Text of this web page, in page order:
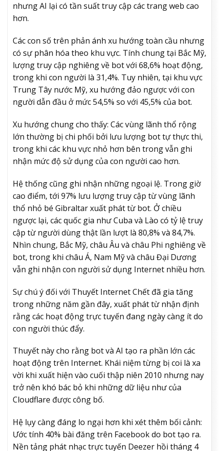
nhưng AI lại có tần suất truy cập các trang web cao
hơn.
Các con số trên phản ánh xu hướng toàn cầu nhưng
có sự phân hóa theo khu vực. Tính chung tại Bắc Mỹ,
lượng truy cập nghiêng về bot với 68,6% hoạt động,
trong khi con người là 31,4%. Tuy nhiên, tại khu vực
Trung Tây nước Mỹ, xu hướng đảo ngược với con
người dẫn đầu ở mức 54,5% so với 45,5% của bot.
Xu hướng chung cho thấy: Các vùng lãnh thổ rộng
lớn thường bị chi phối bởi lưu lượng bot tự thực thi,
trong khi các khu vực nhỏ hơn bên trong vẫn ghi
nhận mức độ sử dụng của con người cao hơn.
Hệ thống cũng ghi nhận những ngoại lệ. Trong giờ
cao điểm, tới 97% lưu lượng truy cập từ vùng lãnh
thổ nhỏ bé Gibraltar xuất phát từ bot. Ở chiều
ngược lại, các quốc gia như Cuba và Lào có tỷ lệ truy
cập từ người dùng thật lần lượt là 80,8% và 84,7%.
Nhìn chung, Bắc Mỹ, châu Âu và châu Phi nghiêng về
bot, trong khi châu Á, Nam Mỹ và châu Đại Dương
vẫn ghi nhận con người sử dụng Internet nhiều hơn.
Sự chú ý đối với Thuyết Internet Chết đã gia tăng
trong những năm gần đây, xuất phát từ nhận định
rằng các hoạt động trực tuyến đang ngày càng ít do
con người thúc đẩy.
Thuyết này cho rằng bot và AI tạo ra phần lớn các
hoạt động trên Internet. Khái niệm từng bị coi là xa
vời khi xuất hiện vào cuối thập niên 2010 nhưng nay
trở nên khó bác bỏ khi những dữ liệu như của
Cloudflare được công bố.
Hệ lụy càng đáng lo ngại hơn khi xét thêm bối cảnh:
Ước tính 40% bài đăng trên Facebook do bot tạo ra.
Nền tảng phát nhạc trực tuyến Deezer hồi tháng 4